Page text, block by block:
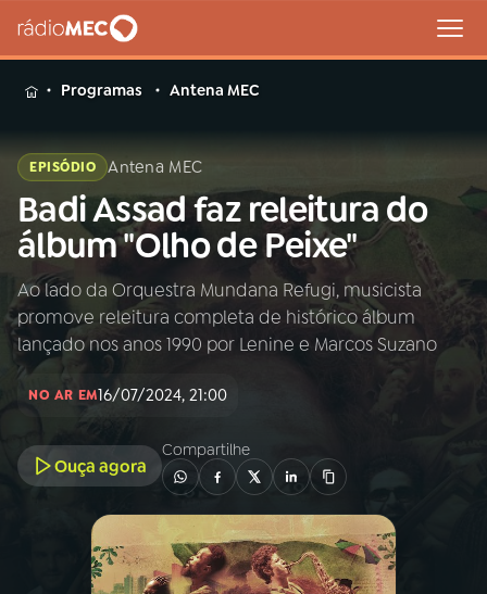
MENU
Buscar
na
Rádio
MEC
Buscar
Início AO VIVO
01INÍCIO
02A RÁDIO
PROGRAMAÇÃO
Programas Antena MEC
EPISÓDIO Antena MEC
Badi Assad faz releitura do
álbum "Olho de Peixe"
Ao lado da Orquestra Mundana Refugi, musicista
promove releitura completa de histórico álbum
lançado nos anos 1990 por Lenine e Marcos Suzano
NO AR EM16/07/2024, 21:00
Ouça agora
Compartilhe